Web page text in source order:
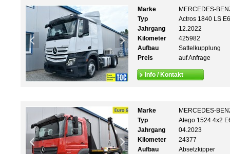
Marke
MERCEDES-
Typ
Actros 1840 LS
Jahrgang
12.2022
Kilometer
425982
Aufbau
Sattelkupplung
Preis
auf Anfrage
Info / Kontakt
Marke
MERCEDES-
Typ
Atego 1524 4x2
Jahrgang
04.2023
Kilometer
24377
Aufbau
Absetzkipper